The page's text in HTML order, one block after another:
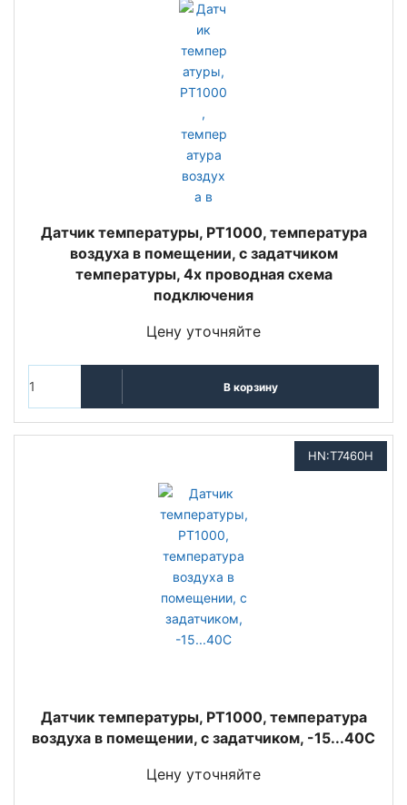
Датчик температуры, PT1000, температура
воздуха в помещении, с задатчиком
температуры, 4х проводная схема
подключения
Цену уточняйте
В корзину
HN:T7460H
Датчик температуры, PT1000, температура
воздуха в помещении, с задатчиком, -15...40С
Цену уточняйте